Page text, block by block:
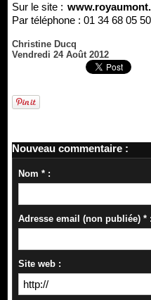
Sur le site :
Par téléphone : 01 34 68 05
Christine Ducq
Vendredi 24 Août 2012
Nouveau commentaire :
Nom * :
Adresse email (non publiée) * :
Site web :